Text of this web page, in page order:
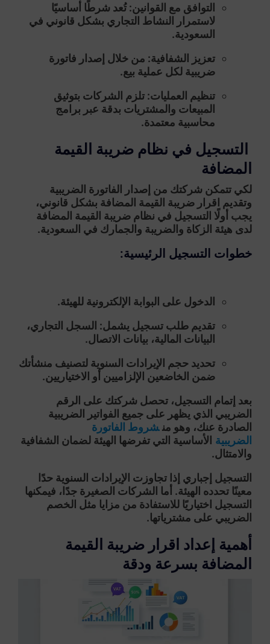
التوافق مع القوانين:تُعد شرطًا أساسيًا
لاستمرار النشاط التجاري بشكل قانوني في
السعودية.
تعزيز الشفافية: من خلال إصدار فاتورة
ضريبية لكل عملية بيع.
تنظيم العمليات: تلزم الشركات بتوثيق
المبيعات والمشتريات بدقة عبر برامج
محاسبية معتمدة.
التسجيل في نظام ضريبة القيمة
المضافة
لكي تتمكن شركتك من إصدار
الفاتورة الضريبية
وتقديم اقرار ضريبة القيمة المضافة بشكل قانوني،
يجب أولًا التسجيل في نظام ضريبة القيمة المضافة
لدى هيئة الزكاة والضريبة والجمارك في السعودية.
خطوات التسجيل الرئيسية:
الدخول على البوابة الإلكترونية للهيئة.
تقديم طلب تسجيل يشمل: السجل التجاري،
البيانات المالية، بيانات الاتصال.
تحديد حجم الإيرادات السنوية لتصنيف منشأتك
ضمن الخاضعين الإلزاميين أو الاختياريين.
بعد إتمام التسجيل، تحصل شركتك على الرقم
الضريبي الذي يظهر على جميع الفواتير الضريبية
الصادرة عنك، وهو من شروط الفاتورة
الضريبية الأساسية التي تفرضها الهيئة لضمان الشفافية
والامتثال.
التسجيل إجباري إذا تجاوزت الإيرادات السنوية حدًا
معينًا تحدده الهيئة. أما الشركات الصغيرة جدًا، فيمكنها
التسجيل اختياريًا للاستفادة من مزايا مثل الخصم
الضريبي على مشترياتها.
أهمية إعداد اقرار ضريبة القيمة
المضافة بسرعة ودقة